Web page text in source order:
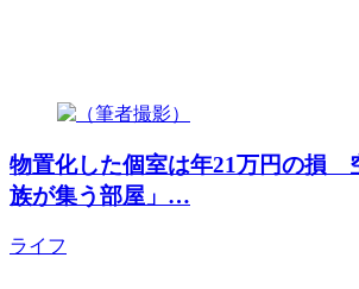
物置化した個室は年21万円の損
族が集う部屋」…
ライフ